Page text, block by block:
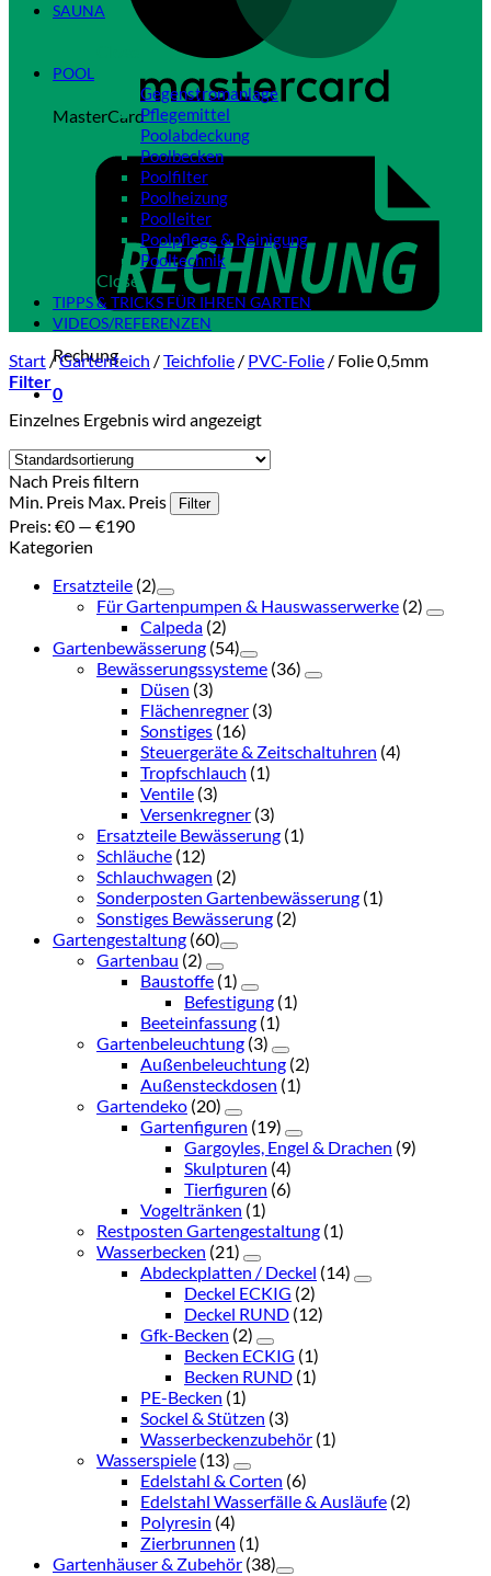
MasterCard
Rechung
0
SAUNA
POOL
Gegenstromanlage
Pflegemittel
Poolabdeckung
Poolbecken
Poolfilter
Poolheizung
Poolleiter
Poolpflege & Reinigung
Pooltechnik
Close
TIPPS & TRICKS FÜR IHREN GARTEN
VIDEOS/REFERENZEN
Start /Gartenteich /Teichfolie / PVC-Folie / Folie 0,5mm
Filter
Einzelnes Ergebnis wird angezeigt
Nach Preis filtern
Min. Preis Max. Preis Filter
Preis: €0 — €190
Kategorien
Ersatzteile (2)
Für Gartenpumpen & Hauswasserwerke (2)
Calpeda (2)
Gartenbewässerung (54)
Bewässerungssysteme (36)
Düsen (3)
Flächenregner (3)
Sonstiges (16)
Steuergeräte & Zeitschaltuhren (4)
Tropfschlauch (1)
Ventile (3)
Versenkregner (3)
Ersatzteile Bewässerung (1)
Schläuche (12)
Schlauchwagen (2)
Sonderposten Gartenbewässerung (1)
Sonstiges Bewässerung (2)
Gartengestaltung (60)
Gartenbau (2)
Baustoffe (1)
Befestigung (1)
Beeteinfassung (1)
Gartenbeleuchtung (3)
Außenbeleuchtung (2)
Außensteckdosen (1)
Gartendeko (20)
Gartenfiguren (19)
Gargoyles, Engel & Drachen (9)
Skulpturen (4)
Tierfiguren (6)
Vogeltränken (1)
Restposten Gartengestaltung (1)
Wasserbecken (21)
Abdeckplatten / Deckel (14)
Deckel ECKIG (2)
Deckel RUND (12)
Gfk-Becken (2)
Becken ECKIG (1)
Becken RUND (1)
PE-Becken (1)
Sockel & Stützen (3)
Wasserbeckenzubehör (1)
Wasserspiele (13)
Edelstahl & Corten (6)
Edelstahl Wasserfälle & Ausläufe (2)
Polyresin (4)
Zierbrunnen (1)
Gartenhäuser & Zubehör (38)